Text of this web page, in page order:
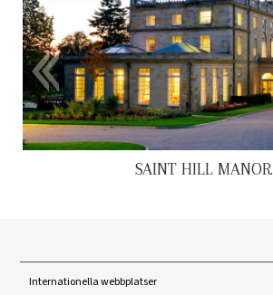
SAINT HILL MANOR
Internationella webbplatser